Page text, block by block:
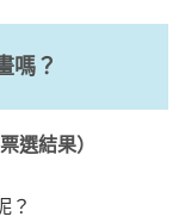
嗎？
選結果）
？